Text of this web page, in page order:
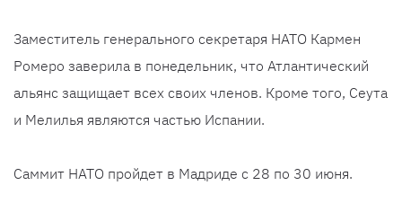
Заместитель генерального секретаря НАТО Кармен
Ромеро заверила в понедельник, что Атлантический
альянс защищает всех своих членов. Кроме того, Сеута
и Мелилья являются частью Испании.
Саммит НАТО пройдет в Мадриде с 28 по 30 июня.